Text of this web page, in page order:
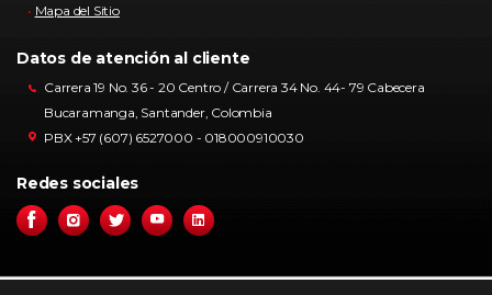
Mapa del Sitio
Datos de atención al cliente
Carrera 19 No. 36 - 20 Centro / Carrera 34 No. 44- 79 Cabecera
Bucaramanga, Santander, Colombia
PBX +57 (607) 6527000 - 018000910030
Redes sociales